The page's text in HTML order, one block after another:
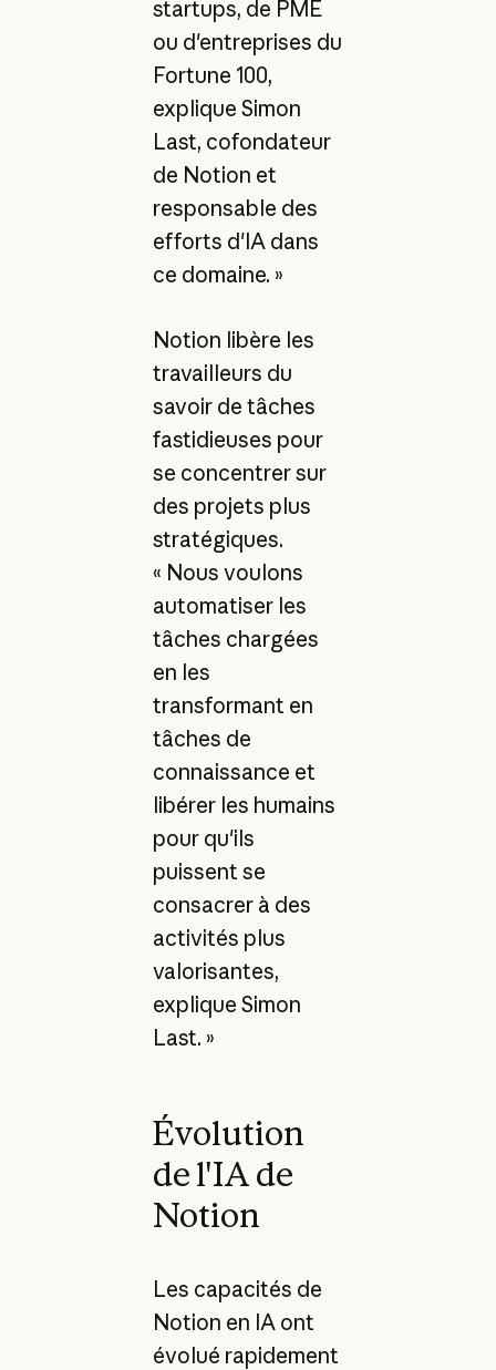
startups, de PME
ou d'entreprises du
Fortune 100,
explique Simon
Last, cofondateur
de Notion et
responsable des
efforts d'IA dans
ce domaine. »
Notion libère les
travailleurs du
savoir de tâches
fastidieuses pour
se concentrer sur
des projets plus
stratégiques.
« Nous voulons
automatiser les
tâches chargées
en les
transformant en
tâches de
connaissance et
libérer les humains
pour qu'ils
puissent se
consacrer à des
activités plus
valorisantes,
explique Simon
Last. »
Évolution
de l'IA de
Notion
Les capacités de
Notion en IA ont
évolué rapidement